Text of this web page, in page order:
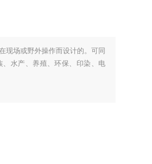
现场或野外操作而设计的。可同
水产、养殖、环保、印染、电